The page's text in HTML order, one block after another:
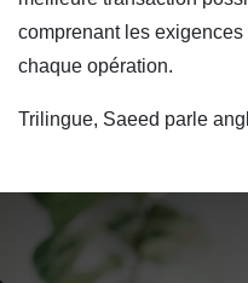
comprenant les
chaque opération.
Trilingue, Saeed parle